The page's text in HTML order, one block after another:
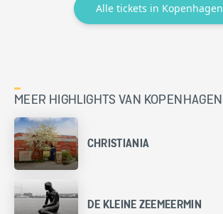
Alle tickets in Kopenhagen
MEER HIGHLIGHTS VAN KOPENHAGEN
CHRISTIANIA
DE KLEINE ZEEMEERMIN